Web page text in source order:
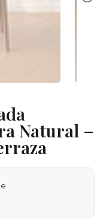
Natural –